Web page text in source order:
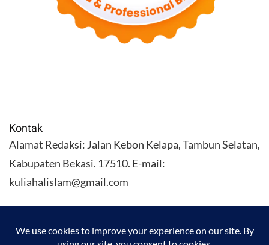
Kontak
Alamat Redaksi: Jalan Kebon Kelapa, Tambun Selatan,
Kabupaten Bekasi. 17510. E-mail:
kuliahalislam@gmail.com